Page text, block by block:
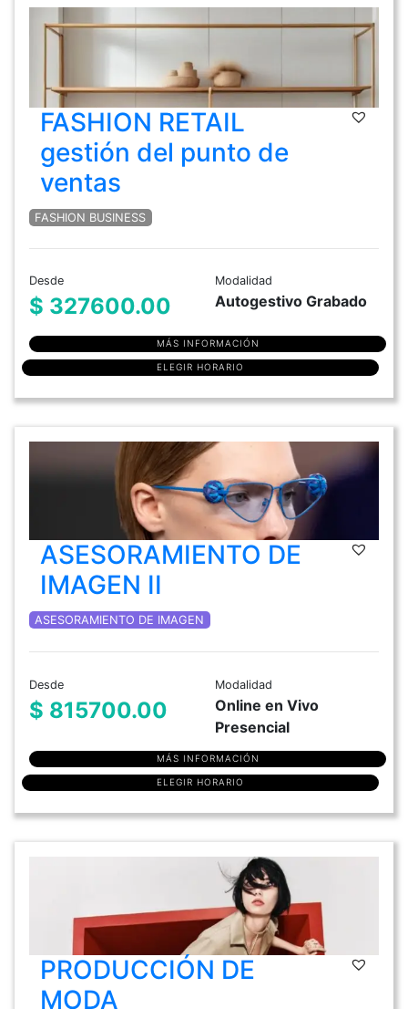
FASHION RETAIL
gestión del punto de
ventas
FASHION BUSINESS
Desde
$ 327600.00
Modalidad
Autogestivo Grabado
MÁS INFORMACIÓN
ELEGIR HORARIO
ASESORAMIENTO DE
IMAGEN II
ASESORAMIENTO DE IMAGEN
Desde
$ 815700.00
Modalidad
Online en Vivo
Presencial
MÁS INFORMACIÓN
ELEGIR HORARIO
PRODUCCIÓN DE
MODA